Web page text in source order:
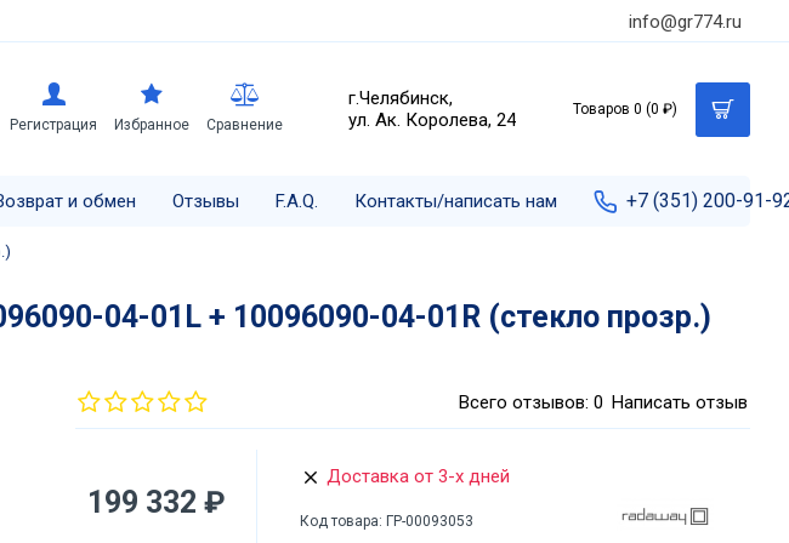
info@gr774.ru
Регистрация Избранное Сравнение
г.Челябинск,
ул. Ак. Королева, 24
Товаров 0 (0 ₽)
и обмен Отзывы F.A.Q. Контакты/написать нам +7 (351) 200-91-
04-01L + 10096090-04-01R (стекло прозр.)
Всего отзывов: 0 Написать отзыв
199 332 ₽
Доставка от 3-х дней
Код товара: ГР-00093053